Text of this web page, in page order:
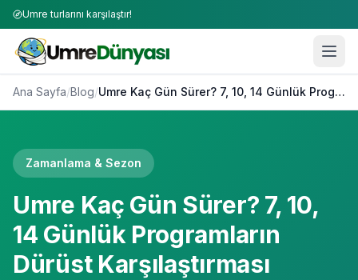
Umre turlarını karşılaştır!
Ana Sayfa/Blog/ Umre Kaç Gün Sürer? 7, 10, 14 Günlük Programların Dürüst Karşılaştırması
Zamanlama & Sezon
Umre Kaç Gün Sürer? 7, 10,
14 Günlük Programların
Dürüst Karşılaştırması